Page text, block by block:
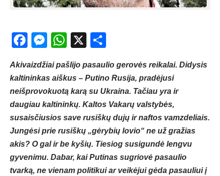
Facebook
Messenger
WhatsApp
X
Akivaizdžiai pašlijo pasaulio gerovės reikalai. Didysis
kaltininkas aiškus – Putino Rusija, pradėjusi
neišprovokuotą karą su Ukraina. Tačiau yra ir
daugiau kaltininkų. Kaltos Vakarų valstybės,
susaisčiusios save rusiškų dujų ir naftos vamzdeliais.
Jungėsi prie rusiškų „gėrybių lovio“ ne už gražias
akis? O gal ir be kyšių. Tiesiog susigundė lengvu
gyvenimu. Dabar, kai Putinas sugriovė pasaulio
tvarką, ne vienam politikui ar veikėjui gėda pasauliui į